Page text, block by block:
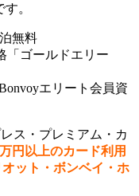
。
無料
「ゴールドエリー
エリート会員資
ス・プレミアム・カ
円以上のカード利用
ット・ボンベイ・ホ